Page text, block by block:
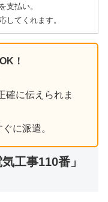
支払い。
してくれます。
！
確に伝えられま
に派遣。
工事110番」